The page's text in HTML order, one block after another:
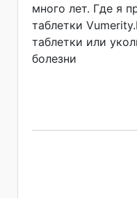
много лет. Где я
таблетки
таблетки или
болезни